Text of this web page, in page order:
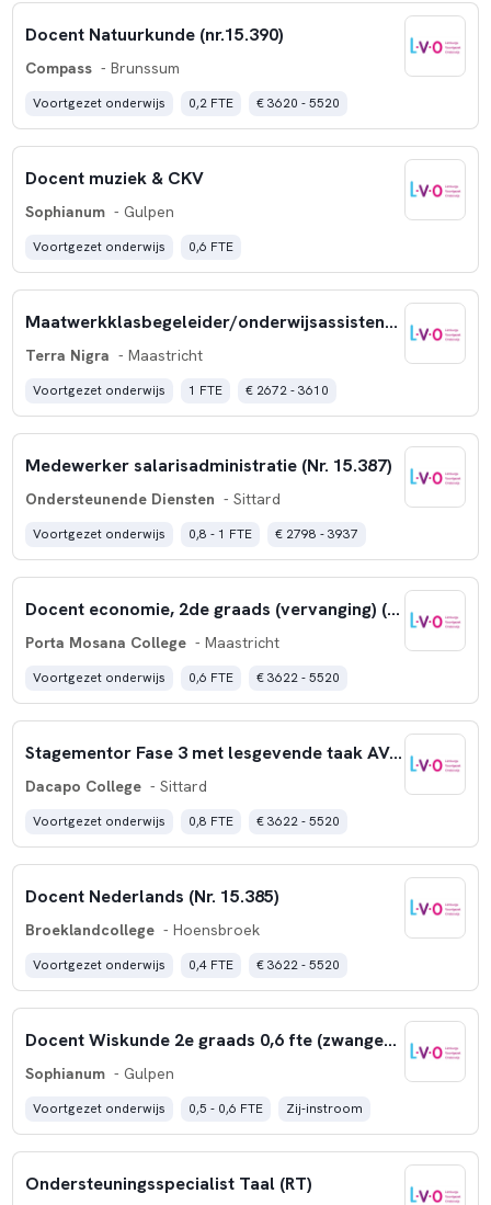
(Nederlandse Taal en Cultuur),
Budel
Dendron College
TaalRijk, Horst
Het College, Weert
Philips van Horne, Weert
Docent Natuurkunde (nr.15.390)
Compass - Brunssum
Voortgezet onderwijs 0,2 FTE € 3620 - 5520
Docent muziek & CKV
Sophianum - Gulpen
Voortgezet onderwijs 0,6 FTE
Maatwerkklasbegeleider/onderwijsassistent (nr. 15.388)
Terra Nigra - Maastricht
Voortgezet onderwijs 1 FTE € 2672 - 3610
Medewerker salarisadministratie (Nr. 15.387)
Ondersteunende Diensten - Sittard
Voortgezet onderwijs 0,8 - 1 FTE € 2798 - 3937
Docent economie, 2de graads (vervanging) (nr. 15.365)
Porta Mosana College - Maastricht
Voortgezet onderwijs 0,6 FTE € 3622 - 5520
Stagementor Fase 3 met lesgevende taak AVO (Praktijkonderwijs) (nr. 15386)
Dacapo College - Sittard
Voortgezet onderwijs 0,8 FTE € 3622 - 5520
Docent Nederlands (Nr. 15.385)
Broeklandcollege - Hoensbroek
Voortgezet onderwijs 0,4 FTE € 3622 - 5520
Docent Wiskunde 2e graads 0,6 fte (zwangerschapsvervanging)
Sophianum - Gulpen
Voortgezet onderwijs 0,5 - 0,6 FTE Zij-instroom
Ondersteuningsspecialist Taal (RT)